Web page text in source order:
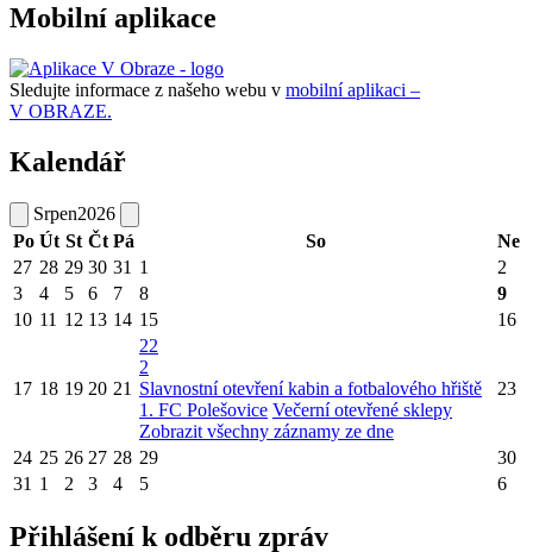
Mobilní aplikace
Sledujte informace z našeho webu v mobilní aplikaci –
V OBRAZE.
Kalendář
Srpen2026
Po Út St Čt Pá So
Ne
27 28 29 30 31 1
2
3
4 5 6 7 8
9
10 11 12 13 14 15 16
17 18 19 20 21
22
2
Slavnostní otevření kabin a fotbalového hřiště
1. FC Polešovice Večerní otevřené sklepy
Zobrazit všechny záznamy ze dne
23
24 25 26 27 28 29
30
31 1 2 3 4 5 6
Přihlášení k odběru zpráv